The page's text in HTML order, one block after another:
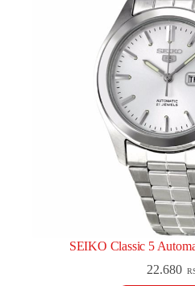
SEIKO Classic 5
22.680